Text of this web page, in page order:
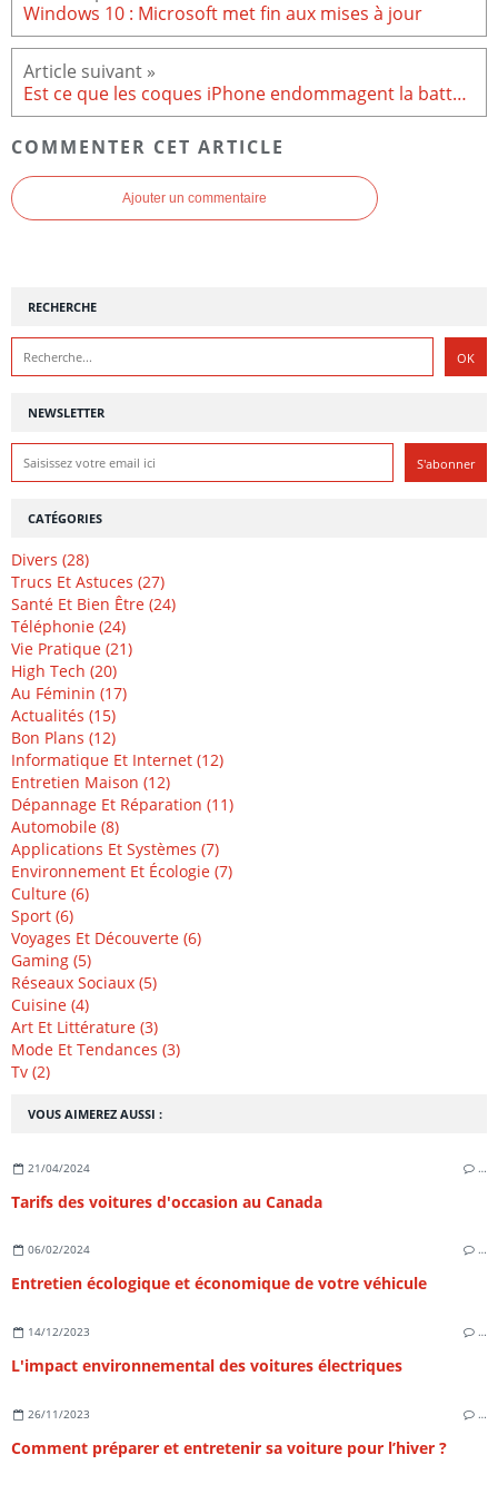
Windows 10 : Microsoft met fin aux mises à jour
Est ce que les coques iPhone endommagent la batterie ?
COMMENTER CET ARTICLE
Ajouter un commentaire
NEWSLETTER
RECHERCHE
VOUS AIMEREZ AUSSI :
21/04/2024 …
Tarifs des voitures d'occasion au Canada
06/02/2024 …
Entretien écologique et économique de votre véhicule
14/12/2023 …
L'impact environnemental des voitures électriques
26/11/2023 …
Comment préparer et entretenir sa voiture pour l’hiver ?
CATÉGORIES
Divers (28)
Trucs Et Astuces (27)
Santé Et Bien Être (24)
Téléphonie (24)
Vie Pratique (21)
High Tech (20)
Au Féminin (17)
Actualités (15)
Bon Plans (12)
Informatique Et Internet (12)
Entretien Maison (12)
Dépannage Et Réparation (11)
Automobile (8)
Applications Et Systèmes (7)
Environnement Et Écologie (7)
Culture (6)
Sport (6)
Voyages Et Découverte (6)
Gaming (5)
Réseaux Sociaux (5)
Cuisine (4)
Art Et Littérature (3)
Mode Et Tendances (3)
Tv (2)